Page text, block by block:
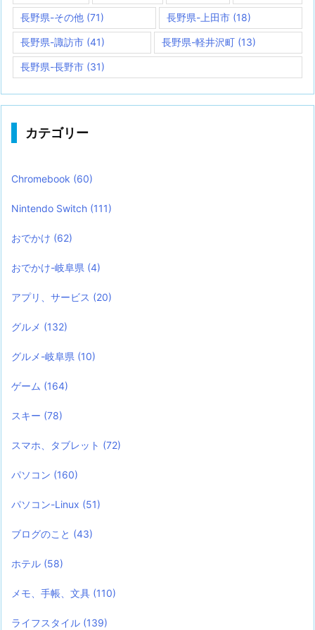
長野県-その他 (71) 長野県-上田市(18)
長野県-諏訪市 (41) 長野県-軽井沢町 (13)
長野県-長野市 (31)
カテゴリー
Chromebook (60)
Nintendo Switch (111)
おでかけ (62)
おでかけ-岐阜県 (4)
アプリ、サービス (20)
グルメ (132)
グルメ-岐阜県 (10)
ゲーム (164)
スキー (78)
スマホ、タブレット (72)
パソコン (160)
パソコン-Linux (51)
ブログのこと (43)
ホテル (58)
メモ、手帳、文具 (110)
ライフスタイル (139)